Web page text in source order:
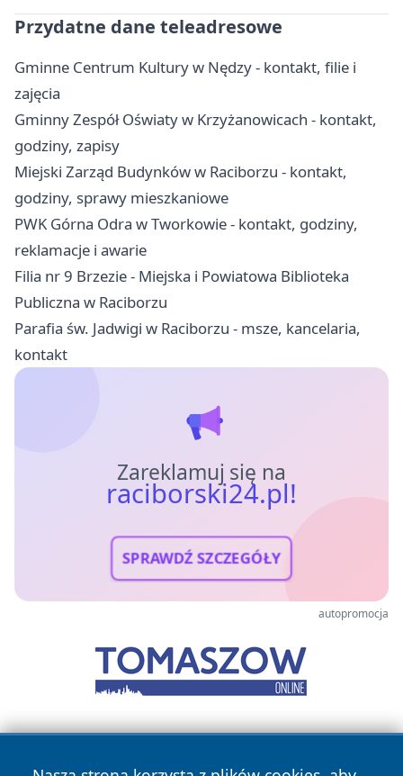
Przydatne dane teleadresowe
Gminne Centrum Kultury w Nędzy - kontakt, filie i
zajęcia
Gminny Zespół Oświaty w Krzyżanowicach - kontakt,
godziny, zapisy
Miejski Zarząd Budynków w Raciborzu - kontakt,
godziny, sprawy mieszkaniowe
PWK Górna Odra w Tworkowie - kontakt, godziny,
reklamacje i awarie
Filia nr 9 Brzezie - Miejska i Powiatowa Biblioteka
Publiczna w Raciborzu
Parafia św. Jadwigi w Raciborzu - msze, kancelaria,
kontakt
Zareklamuj się na
raciborski24.pl!
SPRAWDŹ SZCZEGÓŁY
autopromocja